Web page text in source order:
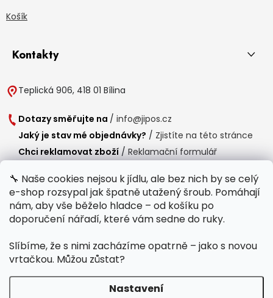
🔧 Naše cookies nejsou k jídlu, ale bez nich by se celý
e-shop rozsypal jak špatně utažený šroub. Pomáhají
nám, aby vše běželo hladce – od košíku po
doporučení nářadí, které vám sedne do ruky.
Slíbíme, že s nimi zacházíme opatrně – jako s novou
vrtačkou. Můžou zůstat?
Nastavení
Košík
Kontakty
Teplická 906, 418 01 Bílina
Dotazy směřujte na / info@jipos.cz
Jaký je stav mé objednávky? / Zjistíte na této stránce
Chci reklamovat zboží / Reklamační formulář
Provozní doba
Po-Čt / 8:00 - 15:00
Polední přestávka /11:00 - 11:30